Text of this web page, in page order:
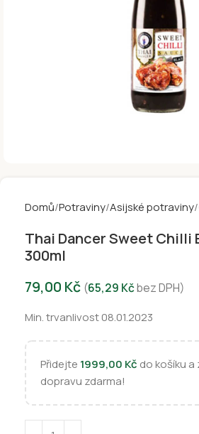
Domů Potraviny Asijské potraviny
Thai Dancer Sweet Chilli
300ml
79,00 Kč (65,29 Kčbez DPH)
Min. trvanlivost 08.01.2023
Přidejte 1999,00 Kč do košíku a
dopravu zdarma!